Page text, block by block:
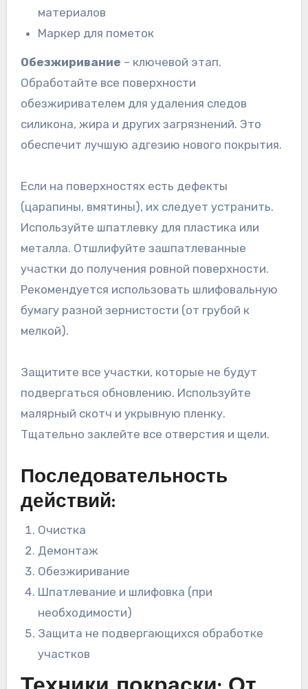
материалов
Маркер для пометок
Обезжиривание – ключевой этап.
Обработайте все поверхности
обезжиривателем для удаления следов
силикона, жира и других загрязнений. Это
обеспечит лучшую адгезию нового покрытия.
Если на поверхностях есть дефекты
(царапины, вмятины), их следует устранить.
Используйте шпатлевку для пластика или
металла. Отшлифуйте зашпатлеванные
участки до получения ровной поверхности.
Рекомендуется использовать шлифовальную
бумагу разной зернистости (от грубой к
мелкой).
Защитите все участки, которые не будут
подвергаться обновлению. Используйте
малярный скотч и укрывную пленку.
Тщательно заклейте все отверстия и щели.
Последовательность
действий:
Очистка
Демонтаж
Обезжиривание
Шпатлевание и шлифовка (при
необходимости)
Защита не подвергающихся обработке
участков